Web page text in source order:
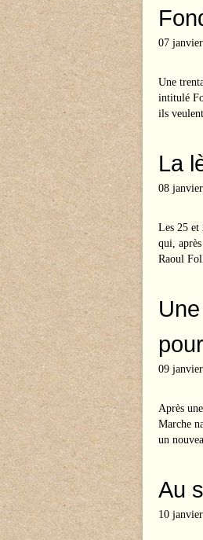
07
Une
intitulé
ils
La
08
Les 25 et
qui,
Raoul
09
Après
Marche
un
Au
10